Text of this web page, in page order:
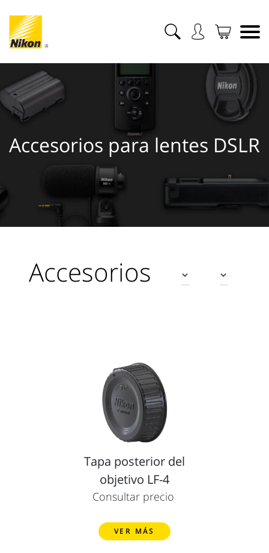
Accesorios para lentes DSLR
Accesorios
Tapa posterior del
objetivo LF-4
Consultar precio
VER MÁS